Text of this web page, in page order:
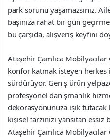
park sorunu yaşamazsınız.
başınıza rahat bir gün
bu çarşıda, alışveriş keyfini
Ataşehir Çamlıca Mobilyacılar
konfor katmak isteyen herkes
sürdürüyor. Geniş ürün
profesyonel danışmanlık
dekorasyonunuza ışık
kişisel tarzınızı yansıtan
Ataşehir Çamlıca Mobilyacılar